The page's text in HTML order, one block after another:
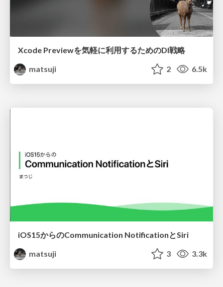
Xcode Previewを気軽に利用するためのDI戦略
matsuji
2 6.5k
iOS15からのCommunication NotificationとSiri
matsuji
3 3.3k